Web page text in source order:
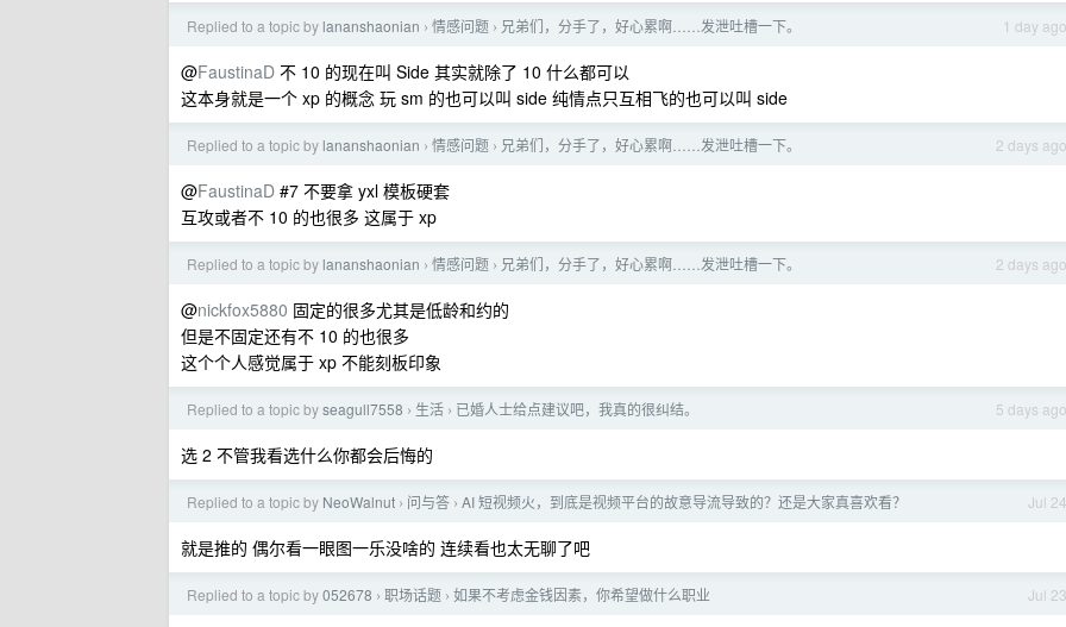
1 day ago
Replied to a topic by lananshaonian › 情感问题 › 兄弟们，分手了，好心累啊……发泄吐槽一下。
@FaustinaD 不 10 的现在叫 Side 其实就除了 10 什么都可以
这本身就是一个 xp 的概念 玩 sm 的也可以叫 side 纯情点只互相飞的也可以叫 side
2 days ago
Replied to a topic by lananshaonian › 情感问题 › 兄弟们，分手了，好心累啊……发泄吐槽一下。
@FaustinaD #7 不要拿 yxl 模板硬套
互攻或者不 10 的也很多 这属于 xp
2 days ago
Replied to a topic by lananshaonian › 情感问题 › 兄弟们，分手了，好心累啊……发泄吐槽一下。
@nickfox5880 固定的很多尤其是低龄和约的
但是不固定还有不 10 的也很多
这个个人感觉属于 xp 不能刻板印象
5 days ago
Replied to a topic byseagull7558 › 生活 › 已婚人士给点建议吧，我真的很纠结。
选 2 不管我看选什么你都会后悔的
Jul 24
Replied to a topic by NeoWalnut › 问与答 › AI 短视频火，到底是视频平台的故意导流导致的？还是大家真喜欢看？
就是推的 偶尔看一眼图一乐没啥的 连续看也太无聊了吧
Jul 23
Replied to a topic by052678 › 职场话题 › 如果不考虑金钱因素，你希望做什么职业